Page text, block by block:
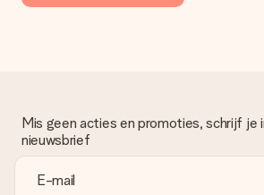
Mis geen acties en promoties, schrijf je
nieuwsbrief